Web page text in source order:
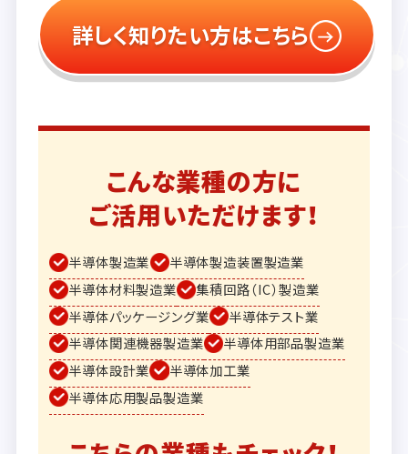
詳しく知りたい方はこちら
こんな業種の方に
ご活用いただけます！
半導体製造業
半導体製造装置製造業
半導体材料製造業
集積回路（IC）製造業
半導体パッケージング業
半導体テスト業
半導体関連機器製造業
半導体用部品製造業
半導体設計業
半導体加工業
半導体応用製品製造業